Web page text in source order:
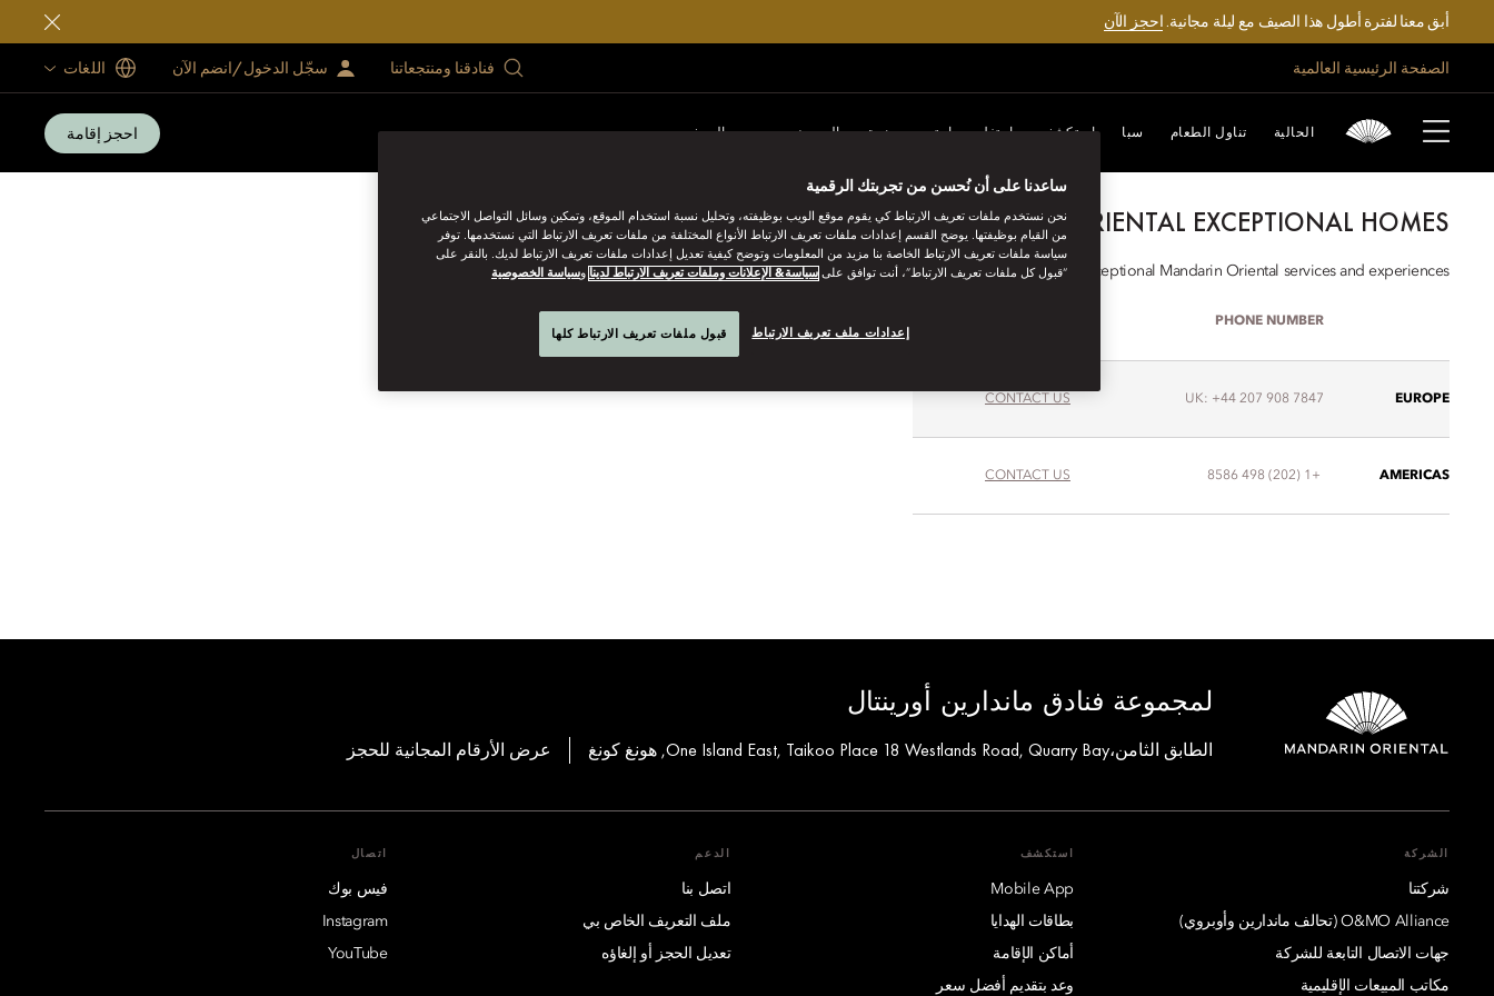
أبق معنا لفترة أطول هذا الصيف مع ليلة مجانية.احجز الآن
الصفحة الرئيسية العالمية فنادقنا ومنتجعاتنا سجّل الدخول/انضم الآن اللغات
الحالية تناول الطعام سبا استكشف احتفل اجتمع هدية العروض موسم الصيف احجز إقامة CONTACT US
MANDARIN ORIENTAL EXCEPTIONAL HOMES
A hand-picked collection of the world’s finest private vacation homes, delivering exceptional Mandarin Oriental services and experiences.
PHONE NUMBER
EUROPE
UK: +44 207 908 7847
CONTACT US
AMERICAS
+1 (202) 498 8586
CONTACT US
لمجموعة فنادق ماندارين أورينتال
الطابق الثامن،One Island East, Taikoo Place 18 Westlands Road, Quarry Bay, هونغ كونغ عرض الأرقام المجانية للحجز
الشركة
شركتنا
O&MO Alliance (تحالف ماندارين وأوبروي)
جهات الاتصال التابعة للشركة
مكاتب المبيعات الإقليمية
استكشف
Mobile App
بطاقات الهدايا
أماكن الإقامة
وعد بتقديم أفضل سعر
الدعم
اتصل بنا
ملف التعريف الخاص بي
تعديل الحجز أو إلغاؤه
اتصال
فيس بوك
Instagram
YouTube
ساعدنا على أن نُحسن من تجربتك الرقمية
نحن نستخدم ملفات تعريف الارتباط كي يقوم موقع الويب بوظيفته، وتحليل نسبة استخدام الموقع، وتمكين وسائل التواصل الاجتماعي
من القيام بوظيفتها. يوضح القسم إعدادات ملفات تعريف الارتباط الأنواع المختلفة من ملفات تعريف الارتباط التي نستخدمها. توفر
سياسة ملفات تعريف الارتباط الخاصة بنا مزيد من المعلومات وتوضح كيفية تعديل إعدادات ملفات تعريف الارتباط لديك. بالنقر على
“قبول كل ملفات تعريف الارتباط”، أنت توافق على سياسة& الإعلانات وملفات تعريف الارتباط لدينا وسياسة الخصوصية
إعدادات ملف تعريف الارتباط قبول ملفات تعريف الارتباط كلها